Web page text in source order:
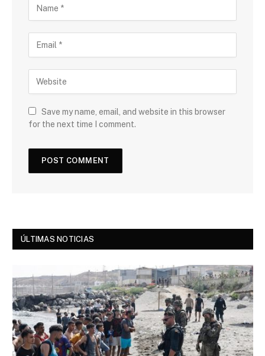
Save my name, email, and website in this browser
for the next time I comment.
ÚLTIMAS NOTICIAS